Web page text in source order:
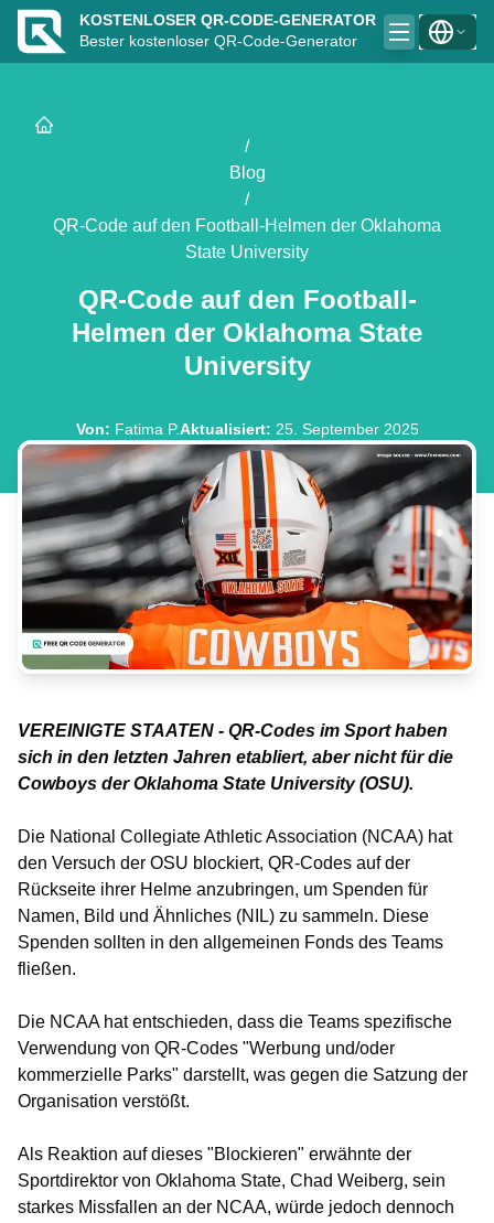
KOSTENLOSER QR-CODE-GENERATOR
Bester kostenloser QR-Code-Generator
/
Blog
/
QR-Code auf den Football-Helmen der Oklahoma
State University
QR-Code auf den Football-
Helmen der Oklahoma State
University
Von: Fatima P.Aktualisiert: 25. September 2025
VEREINIGTE STAATEN - QR-Codes im Sport haben
sich in den letzten Jahren etabliert, aber nicht für die
Cowboys der Oklahoma State University (OSU).
Die National Collegiate Athletic Association (NCAA) hat
den Versuch der OSU blockiert, QR-Codes auf der
Rückseite ihrer Helme anzubringen, um Spenden für
Namen, Bild und Ähnliches (NIL) zu sammeln. Diese
Spenden sollten in den allgemeinen Fonds des Teams
fließen.
Die NCAA hat entschieden, dass die Teams spezifische
Verwendung von QR-Codes "Werbung und/oder
kommerzielle Parks" darstellt, was gegen die Satzung der
Organisation verstößt.
Als Reaktion auf dieses "Blockieren" erwähnte der
Sportdirektor von Oklahoma State, Chad Weiberg, sein
starkes Missfallen an der NCAA, würde jedoch dennoch